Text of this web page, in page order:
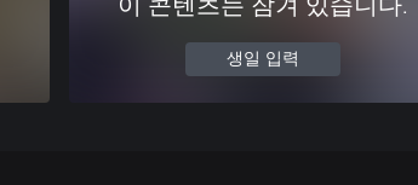
이 콘텐츠는 잠겨 있습니다.
생일 입력